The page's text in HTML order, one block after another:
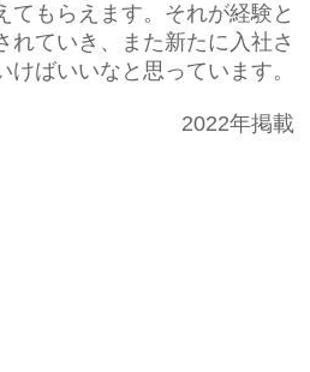
てもらえます。それが経験と
れていき、また新たに入社さ
ばいいなと思っています。
2022年掲載